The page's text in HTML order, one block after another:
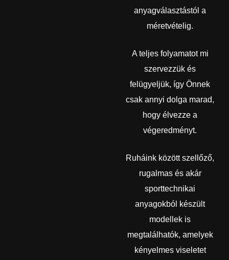
anyagválasztástól a
méretvételig.
A teljes folyamatot mi
szervezzük és
felügyeljük, így Önnek
csak annyi dolga marad,
hogy élvezze a
végeredményt.
Ruháink között szellőző,
rugalmas és akár
sporttechnikai
anyagokból készült
modellek is
megtalálhatók, amelyek
kényelmes viseletet